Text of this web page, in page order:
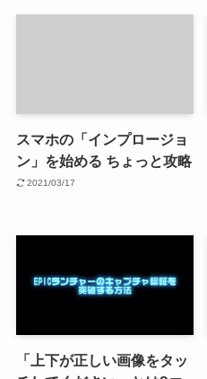
スマホの「インプロージョ
ン」を始める ちょっと攻略
2021/03/17
「上下が正しい画像をタッ